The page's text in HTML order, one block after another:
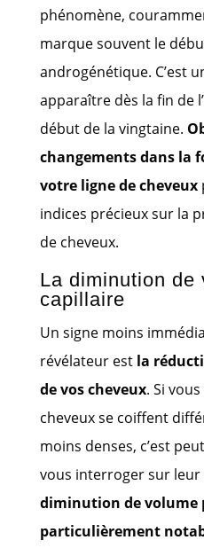
phénomène,
marque souvent le
androgénétique. C’est
apparaître dès la fin de
début de la vingtaine.
changements dans la
votre ligne de cheveux
indices précieux sur la
de cheveux.
La diminution de
capillaire
Un signe moins
révélateur est la
de vos cheveux. Si
cheveux se coiffent
moins denses, c’est
vous interroger sur leur
diminution de volume
particulièrement